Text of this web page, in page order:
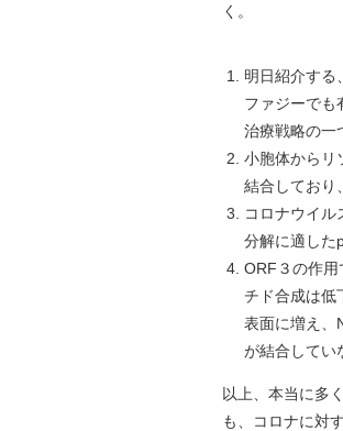
く。
明日紹介する
ファジーでも
治療戦略の一
小胞体からリ
結合しており
コロナウイル
分解に適した
ORF３の作用
チド合成は低
表面に増え、
が結合してい
以上、本当に多
も、コロナに対